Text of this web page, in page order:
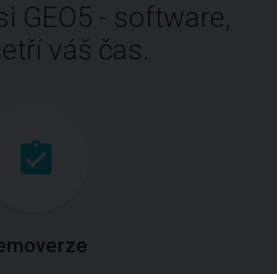
GEO5 - software,
váš čas.